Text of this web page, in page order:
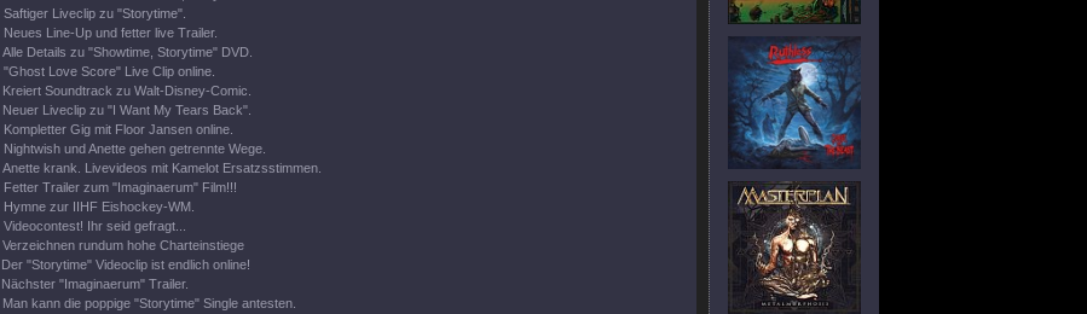
Saftiger Liveclip zu "Storytime".
Neues Line-Up und fetter live Trailer.
Alle Details zu "Showtime, Storytime" DVD.
"Ghost Love Score" Live Clip online.
Kreiert Soundtrack zu Walt-Disney-Comic.
Neuer Liveclip zu "I Want My Tears Back".
Kompletter Gig mit Floor Jansen online.
Nightwish und Anette gehen getrennte Wege.
Anette krank. Livevideos mit Kamelot Ersatzsstimmen.
Fetter Trailer zum "Imaginaerum" Film!!!
Hymne zur IIHF Eishockey-WM.
Videocontest! Ihr seid gefragt...
Verzeichnen rundum hohe Charteinstiege
Der "Storytime" Videoclip ist endlich online!
Nächster "Imaginaerum" Trailer.
Man kann die poppige "Storytime" Single antesten.